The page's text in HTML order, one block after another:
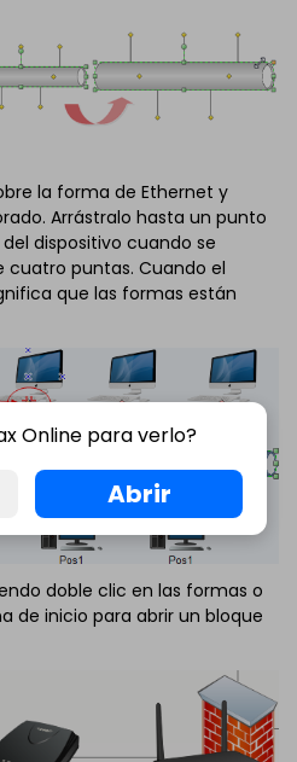
la forma de Ethernet y
Arrástralo hasta un punto
dispositivo cuando se
puntas. Cuando el
que las formas están
doble clic en las formas o
de inicio para abrir un bloque
Online para verlo?
Abrir